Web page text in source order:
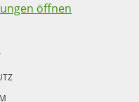
öffnen